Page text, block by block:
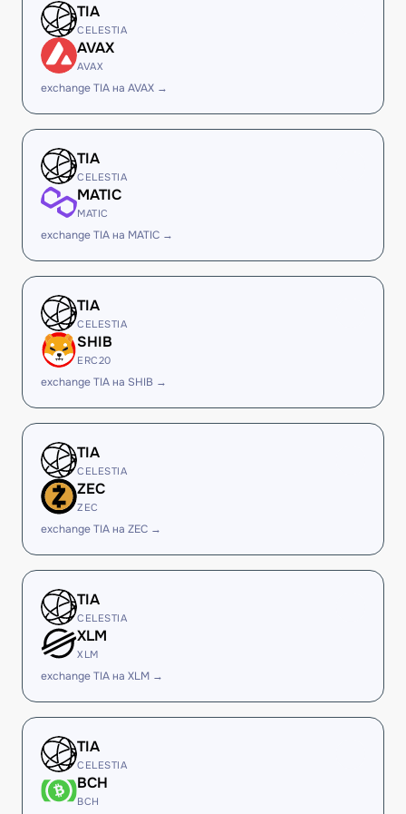
TIA
CELESTIA
AVAX
AVAX
exchange TIA на AVAX →
TIA
CELESTIA
MATIC
MATIC
exchange TIA на MATIC →
TIA
CELESTIA
SHIB
ERC20
exchange TIA на SHIB →
TIA
CELESTIA
ZEC
ZEC
exchange TIA на ZEC →
TIA
CELESTIA
XLM
XLM
exchange TIA на XLM →
TIA
CELESTIA
BCH
BCH